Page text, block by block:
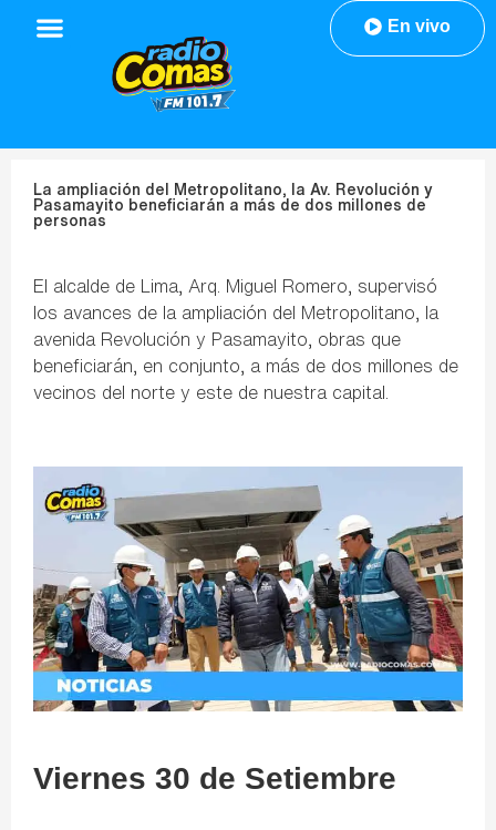
En vivo
La ampliación del Metropolitano, la Av. Revolución y
Pasamayito beneficiarán a más de dos millones de
personas
El alcalde de Lima, Arq. Miguel Romero, supervisó
los avances de la ampliación del Metropolitano, la
avenida Revolución y Pasamayito, obras que
beneficiarán, en conjunto, a más de dos millones de
vecinos del norte y este de nuestra capital.
Viernes 30 de Setiembre